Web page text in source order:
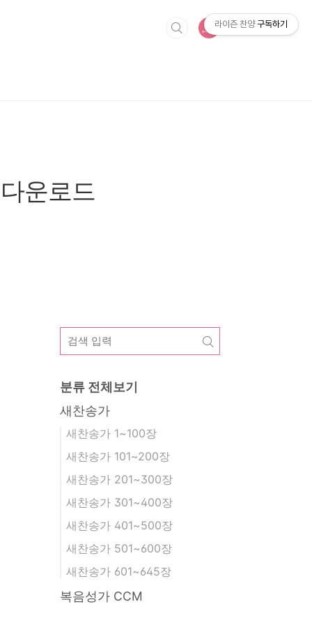
운로드
분류 전체보기
새찬송가
새찬송가 1~100장
새찬송가 101~200장
새찬송가 201~300장
새찬송가 301~400장
새찬송가 401~500장
새찬송가 501~600장
새찬송가 601~645장
복음성가 CCM
라이즌 찬양 구독하기